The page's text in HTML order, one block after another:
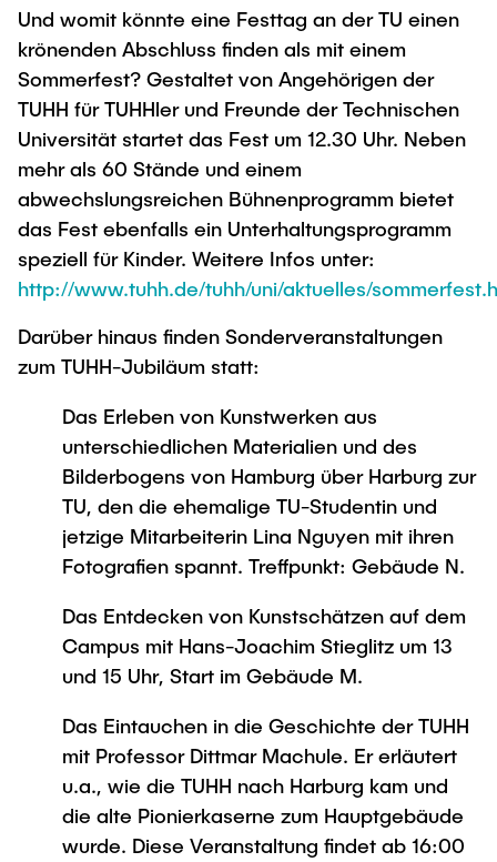
Und womit könnte eine Festtag an der TU einen
krönenden Abschluss finden als mit einem
Sommerfest? Gestaltet von Angehörigen der
TUHH für TUHHler und Freunde der Technischen
Universität startet das Fest um 12.30 Uhr. Neben
mehr als 60 Stände und einem
abwechslungsreichen Bühnenprogramm bietet
das Fest ebenfalls ein Unterhaltungsprogramm
speziell für Kinder. Weitere Infos unter:
http://www.tuhh.de/tuhh/uni/aktuelles/
Darüber hinaus finden Sonderveranstaltungen
zum TUHH-Jubiläum statt:
Das Erleben von Kunstwerken aus
unterschiedlichen Materialien und des
Bilderbogens von Hamburg über Harburg zur
TU, den die ehemalige TU-Studentin und
jetzige Mitarbeiterin Lina Nguyen mit ihren
Fotografien spannt. Treffpunkt: Gebäude N.
Das Entdecken von Kunstschätzen auf dem
Campus mit Hans-Joachim Stieglitz um 13
und 15 Uhr, Start im Gebäude M.
Das Eintauchen in die Geschichte der TUHH
mit Professor Dittmar Machule. Er erläutert
u.a., wie die TUHH nach Harburg kam und
die alte Pionierkaserne zum Hauptgebäude
wurde. Diese Veranstaltung findet ab 16:00